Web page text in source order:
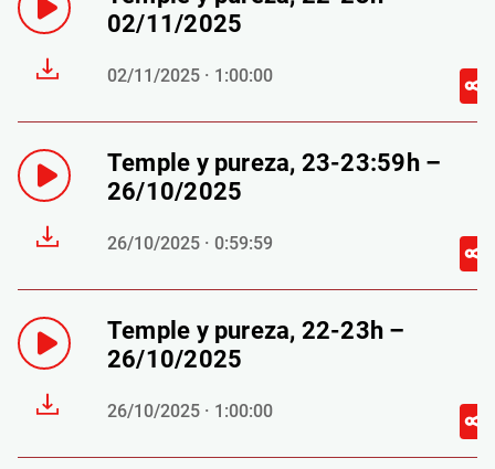
02/11/2025
02/11/2025 · 1:00:00
Temple y pureza, 23-23:59h –
26/10/2025
26/10/2025 · 0:59:59
Temple y pureza, 22-23h –
26/10/2025
26/10/2025 · 1:00:00